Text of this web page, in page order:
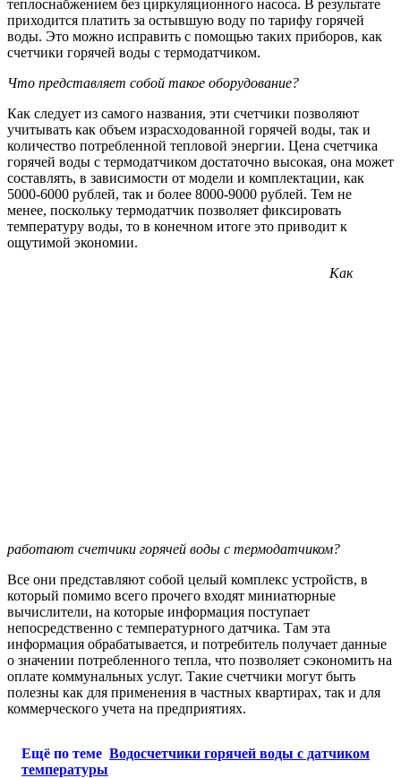
теплоснабжением без циркуляционного насоса. В результате
приходится платить за остывшую воду по тарифу горячей
воды. Это можно исправить с помощью таких приборов, как
счетчики горячей воды с термодатчиком.
Что представляет собой такое оборудование?
Как следует из самого названия, эти счетчики позволяют
учитывать как объем израсходованной горячей воды, так и
количество потребленной тепловой энергии. Цена счетчика
горячей воды с термодатчиком достаточно высокая, она может
составлять, в зависимости от модели и комплектации, как
5000-6000 рублей, так и более 8000-9000 рублей. Тем не
менее, поскольку термодатчик позволяет фиксировать
температуру воды, то в конечном итоге это приводит к
ощутимой экономии.
Как
работают счетчики горячей воды с термодатчиком?
Все они представляют собой целый комплекс устройств, в
который помимо всего прочего входят миниатюрные
вычислители, на которые информация поступает
непосредственно с температурного датчика. Там эта
информация обрабатывается, и потребитель получает данные
о значении потребленного тепла, что позволяет сэкономить на
оплате коммунальных услуг. Такие счетчики могут быть
полезны как для применения в частных квартирах, так и для
коммерческого учета на предприятиях.
Ещё по теме Водосчетчики горячей воды с датчиком
температуры